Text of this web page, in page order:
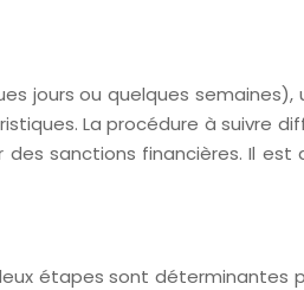
jours ou quelques semaines),
La procédure à suivre
sanctions financières. Il est
étapes sont déterminantes